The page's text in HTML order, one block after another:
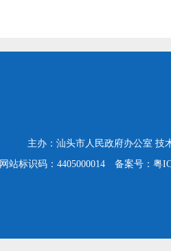
主办：汕头市人民政府办公室 技
网站标识码：4405000014
备案号：粤